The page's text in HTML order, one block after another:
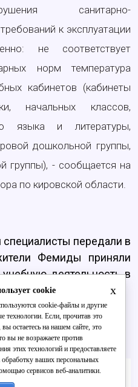
санитарно-
к эксплуатации
не соответствует
норм температура
кабинетов (кабинеты
начальных классов,
языка и литературы,
дошкольной группы,
группы), - сообщается на
по кировской области.
передали в
Фемиды приняли
деятельность в
дней.
x
cookie
cookie-файлы и другие
технологии. Если, прочитав это
остаетесь на нашем сайте, это
вы не возражаете против
этих технологий и предоставляете
обработку ваших персональных
сервисов веб-аналитики.